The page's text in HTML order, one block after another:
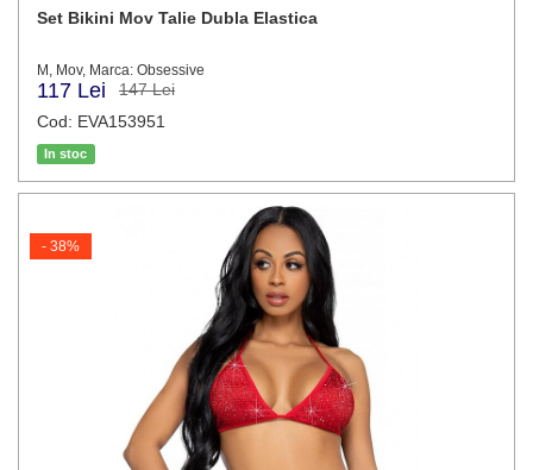
Set Bikini Mov Talie Dubla Elastica
M, Mov, Marca: Obsessive
117 Lei
147 Lei
Cod: EVA153951
In stoc
- 38%